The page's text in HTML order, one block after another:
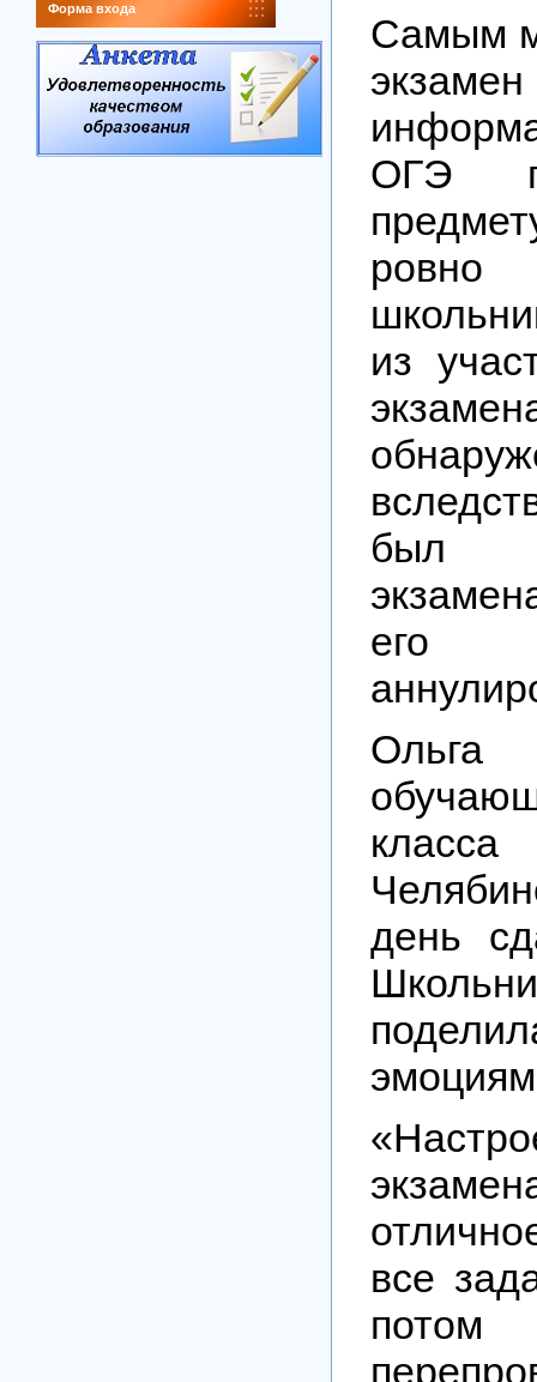
Форма входа
Самым
ОГЭ
из
был
его
Ольга
день
все